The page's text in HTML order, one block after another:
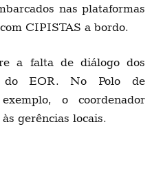
nas plataformas
CIPISTAS a bordo.
a falta de diálogo dos
do EOR. No Polo de
o coordenador
gerências locais.